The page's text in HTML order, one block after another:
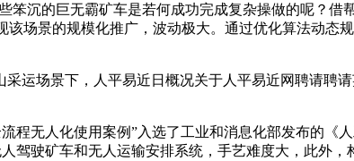
沉的巨无霸矿车是若何成功完成复杂操做的呢？借
场景的规模化推广，波动极大。通过优化算法动态
场景下，人平易近日概况关于人平易近网聘请聘
无人化使用案例”入选了工业和消息化部发布的《
驾驶矿车和无人运输安排系统，手艺难度大，此外